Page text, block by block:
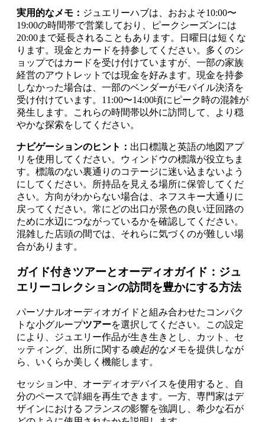
実用的なメモ： ジュエリーハブは、おおよそ10:00〜
19:00の時間帯で営業しており、ピークシーズンには
20:00まで延長されることもあります。日曜日は短くな
ります。現金とカードを持参してください。多くのシ
ョップではカードを受け付けていますが、一部の家族
経営のアウトレットでは現金を好みます。現金を持参
しなかった場合は、一部のベンダーがモバイル決済を
受け付けています。11:00〜14:00頃にピーク時の混雑が
発生します。これらの時間帯以外に訪問して、より穏
やかな探索をしてください。
ナビゲーションのヒント： 出口標識と英語の地図アプ
リを使用してください。ウィンドウの標識が役立ちま
す。標識のない裏通りのコテージに迷い込まないよう
にしてください。所持品を見える場所に保管してくだ
さい。方向がわからない場合は、ネフスキー大通りに
戻ってください。常にどの出口が景色の良い迂回路の
ために水辺につながっているかを確認してください。
混雑した店頭の間では、それらに気づくのが難しい場
合があります。
ガイド付きツアーとオーディオガイド：ジュ
エリーコレクションの訪問を豊かにする方法
パーソナルオーディオガイドと組み合わせたコンパク
トな小グループツアーを選択してください。この設定
により、ジュエリー作品が生き生きとし、カット、セ
ッティング、出所に関する喚起的なメモを提供しなが
ら、いくらか美しく機能します。
セッション中、オーディオデバイスを使用すると、自
分のペースで詳細を再生できます。一方、専門家はデ
ザインにおける フランスの影響を強調し、希少な石が